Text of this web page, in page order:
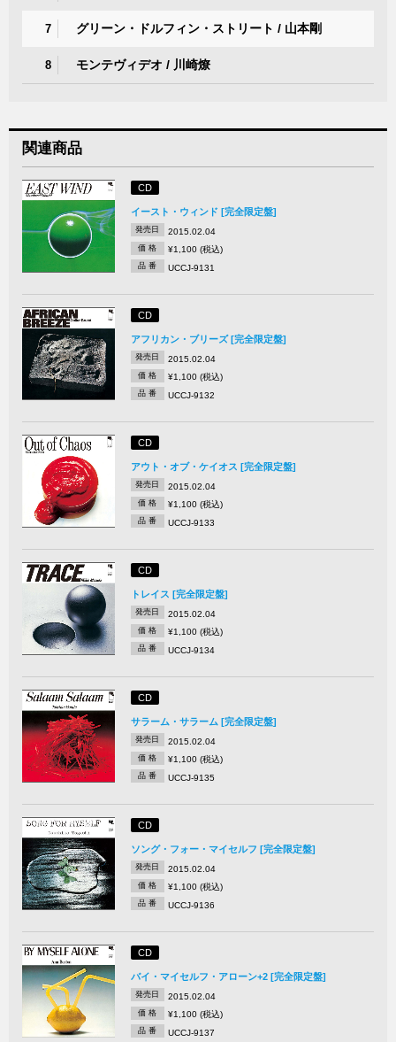
7 グリーン・ドルフィン・ストリート / 山本剛
8 モンテヴィデオ / 川崎燎
関連商品
CD
イースト・ウィンド [完全限定盤]
発売日 2015.02.04
価 格 ¥1,100 (税込)
品 番 UCCJ-9131
CD
アフリカン・ブリーズ [完全限定盤]
発売日 2015.02.04
価 格 ¥1,100 (税込)
品 番 UCCJ-9132
CD
アウト・オブ・ケイオス [完全限定盤]
発売日 2015.02.04
価 格 ¥1,100 (税込)
品 番 UCCJ-9133
CD
トレイス [完全限定盤]
発売日 2015.02.04
価 格 ¥1,100 (税込)
品 番 UCCJ-9134
CD
サラーム・サラーム [完全限定盤]
発売日 2015.02.04
価 格 ¥1,100 (税込)
品 番 UCCJ-9135
CD
ソング・フォー・マイセルフ [完全限定盤]
発売日 2015.02.04
価 格 ¥1,100 (税込)
品 番 UCCJ-9136
CD
バイ・マイセルフ・アローン+2 [完全限定盤]
発売日 2015.02.04
価 格 ¥1,100 (税込)
品 番 UCCJ-9137